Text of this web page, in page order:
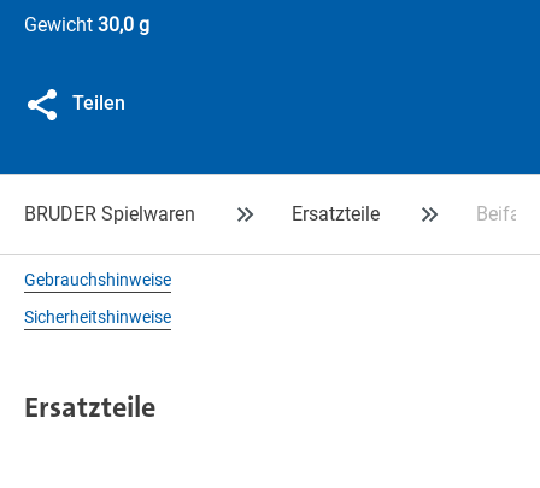
Gewicht 30,0 g
Teilen
BRUDER Spielwaren Ersatzteile
Gebrauchshinweise
Sicherheitshinweise
Ersatzteile